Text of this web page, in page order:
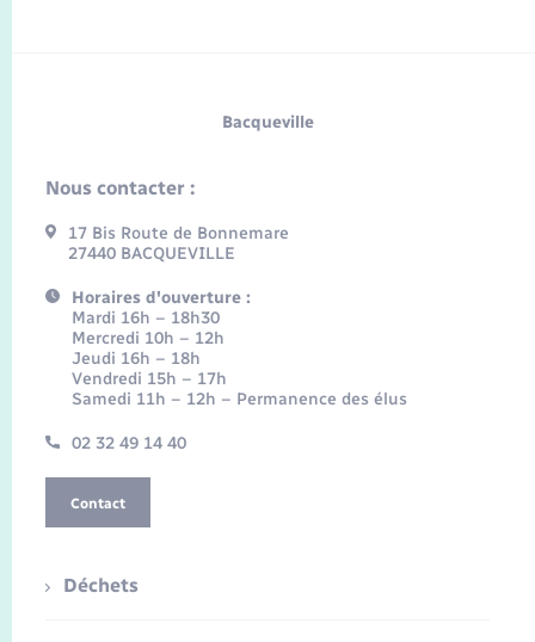
Bacqueville
Nous contacter :
17 Bis Route de Bonnemare
27440 BACQUEVILLE
Horaires d'ouverture :
Mardi 16h – 18h30
Mercredi 10h – 12h
Jeudi 16h – 18h
Vendredi 15h – 17h
Samedi 11h – 12h – Permanence des élus
02 32 49 14 40
Contact
Déchets